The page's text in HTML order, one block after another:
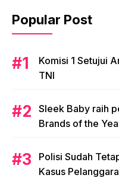
Popular Post
Komisi 1 Setujui
TNI
Sleek Baby raih
Brands of the
Polisi Sudah
Kasus